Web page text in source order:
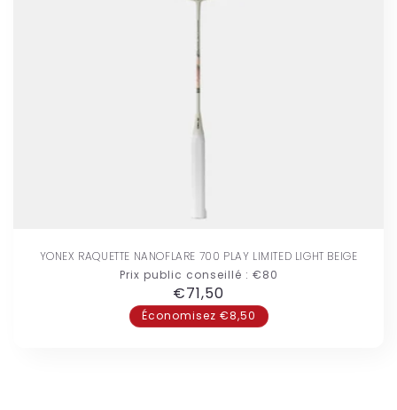
YONEX RAQUETTE NANOFLARE 700 PLAY LIMITED LIGHT BEIGE
Prix public conseillé : €80
Prix
habituel
€71,50
Économisez €8,50